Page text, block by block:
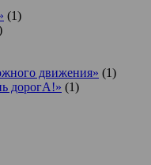
(1)
движения» (1)
дорогА!» (1)